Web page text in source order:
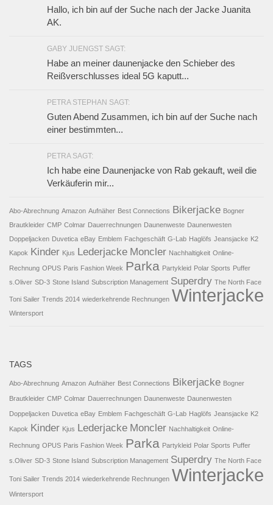
Hallo, ich bin auf der Suche nach der Jacke Juanita
AK.
GABY JUENGST SAGT:
Habe an meiner daunenjacke den Schieber des
Reißverschlusses ideal 5G kaputt...
PETRA STEPHAN SAGT:
Guten Abend Zusammen, ich bin auf der Suche nach
einer bestimmten...
PETRA SAGT:
Ich habe eine Daunenjacke von Rab gekauft, weil die
Verkäuferin mir...
Abo-Abrechnung Amazon Aufnäher Best Connections Bikerjacke Bogner
Brautkleider CMP Colmar Dauerrechnungen Daunenweste Daunenwesten
Doppeljacken Duvetica eBay Emblem Fachgeschäft G-Lab Haglöfs Jeansjacke K2
Kapok Kinder Kjus Lederjacke Moncler Nachhaltigkeit Online-
Rechnung OPUS Paris Fashion Week Parka Partykleid Polar Sports Puffer
s.Oliver SD-3 Stone Island Subscription Management Superdry The North Face
Toni Sailer Trends 2014 wiederkehrende Rechnungen Winterjacke
Wintersport
TAGS
Abo-Abrechnung Amazon Aufnäher Best Connections Bikerjacke Bogner
Brautkleider CMP Colmar Dauerrechnungen Daunenweste Daunenwesten
Doppeljacken Duvetica eBay Emblem Fachgeschäft G-Lab Haglöfs Jeansjacke K2
Kapok Kinder Kjus Lederjacke Moncler Nachhaltigkeit Online-
Rechnung OPUS Paris Fashion Week Parka Partykleid Polar Sports Puffer
s.Oliver SD-3 Stone Island Subscription Management Superdry The North Face
Toni Sailer Trends 2014 wiederkehrende Rechnungen Winterjacke
Wintersport